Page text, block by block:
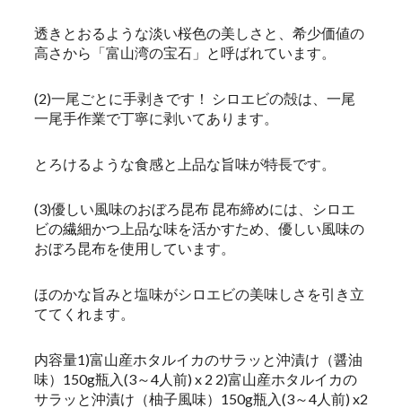
透きとおるような淡い桜色の美しさと、希少価値の
高さから「富山湾の宝石」と呼ばれています。
(2)一尾ごとに手剥きです！ シロエビの殻は、一尾
一尾手作業で丁寧に剥いてあります。
とろけるような食感と上品な旨味が特長です。
(3)優しい風味のおぼろ昆布 昆布締めには、シロエ
ビの繊細かつ上品な味を活かすため、優しい風味の
おぼろ昆布を使用しています。
ほのかな旨みと塩味がシロエビの美味しさを引き立
ててくれます。
内容量1)富山産ホタルイカのサラッと沖漬け（醤油
味）150g瓶入(3～4人前) x 2 2)富山産ホタルイカの
サラッと沖漬け（柚子風味）150g瓶入(3～4人前) x2